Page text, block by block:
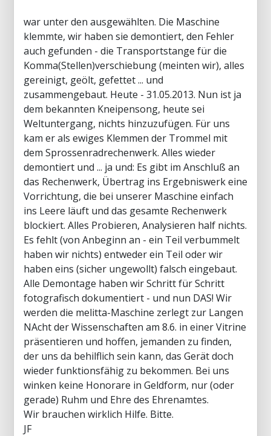
war unter den ausgewählten. Die Maschine
klemmte, wir haben sie demontiert, den Fehler
auch gefunden - die Transportstange für die
Komma(Stellen)verschiebung (meinten wir), alles
gereinigt, geölt, gefettet ... und
zusammengebaut. Heute - 31.05.2013. Nun ist ja
dem bekannten Kneipensong, heute sei
Weltuntergang, nichts hinzuzufügen. Für uns
kam er als ewiges Klemmen der Trommel mit
dem Sprossenradrechenwerk. Alles wieder
demontiert und ... ja und: Es gibt im Anschluß an
das Rechenwerk, Übertrag ins Ergebniswerk eine
Vorrichtung, die bei unserer Maschine einfach
ins Leere läuft und das gesamte Rechenwerk
blockiert. Alles Probieren, Analysieren half nichts.
Es fehlt (von Anbeginn an - ein Teil verbummelt
haben wir nichts) entweder ein Teil oder wir
haben eins (sicher ungewollt) falsch eingebaut.
Alle Demontage haben wir Schritt für Schritt
fotografisch dokumentiert - und nun DAS! Wir
werden die melitta-Maschine zerlegt zur Langen
NAcht der Wissenschaften am 8.6. in einer Vitrine
präsentieren und hoffen, jemanden zu finden,
der uns da behilflich sein kann, das Gerät doch
wieder funktionsfähig zu bekommen. Bei uns
winken keine Honorare in Geldform, nur (oder
gerade) Ruhm und Ehre des Ehrenamtes.
Wir brauchen wirklich Hilfe. Bitte.
JF